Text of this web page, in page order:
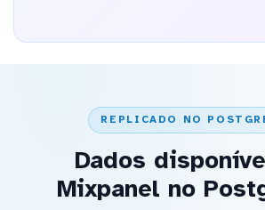
REPLICADO NO
Dados
Mixpanel no